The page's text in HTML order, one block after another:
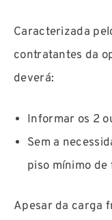
Caracterizada
contratantes da
deverá:
Informar os 2
Sem a
piso mínimo de
Apesar da carga